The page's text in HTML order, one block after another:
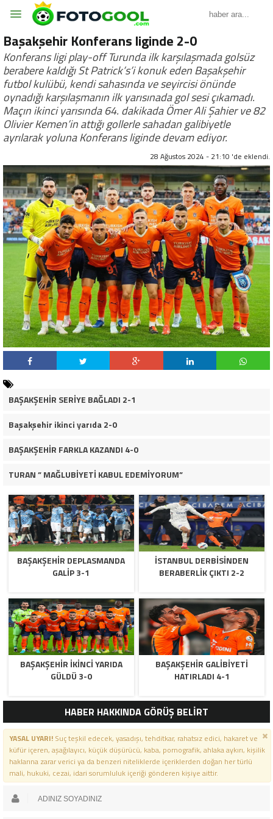
Başakşehir Konferans liginde 2-0
Konferans ligi play-off Turunda ilk karşılaşmada golsüz
berabere kaldığı St Patrick’s’i konuk eden Başakşehir
futbol kulübü, kendi sahasında ve seyircisi önünde
oynadığı karşılaşmanın ilk yarısınada gol sesi çıkamadı.
Maçın ikinci yarısında 64. dakikada Ömer Ali Şahier ve 82
Olivier Kemen’in attığı gollerle sahadan galibiyetle
ayrılarak yoluna Konferans liginde devam ediyor.
28 Ağustos 2024 - 21:10 'de eklendi.
BAŞAKŞEHİR SERİYE BAĞLADI 2-1
Başakşehir ikinci yarıda 2-0
BAŞAKŞEHİR FARKLA KAZANDI 4-0
TURAN ” MAĞLUBİYETİ KABUL EDEMİYORUM”
BAŞAKŞEHIR DEPLASMANDA
GALIP 3-1
İSTANBUL DERBISINDEN
BERABERLIK ÇIKTI 2-2
BAŞAKŞEHIR IKINCI YARIDA
GÜLDÜ 3-0
BAŞAKŞEHIR GALIBIYETI
HATIRLADI 4-1
HABER HAKKINDA GÖRÜŞ BELİRT
YASAL UYARI!Suç teşkil edecek, yasadışı, tehditkar, rahatsız edici, hakaret ve
küfür içeren, aşağılayıcı, küçük düşürücü, kaba, pornografik, ahlaka aykırı, kişilik
haklarına zarar verici ya da benzeri niteliklerde içeriklerden doğan her türlü
mali, hukuki, cezai, idari sorumluluk içeriği gönderen kişiye aittir.